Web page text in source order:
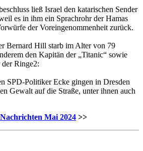
ließ Israel den katarischen Sender
es in ihm ein Sprachrohr der Hamas
der Voreingenommenheit zurück.
Bernard Hill starb im Alter von 79
den Kapitän der „Titanic“ sowie
Ringe2:
SPD-Politiker Ecke gingen in Dresden
Gewalt auf die Straße, unter ihnen auch
Mai 2024 >>